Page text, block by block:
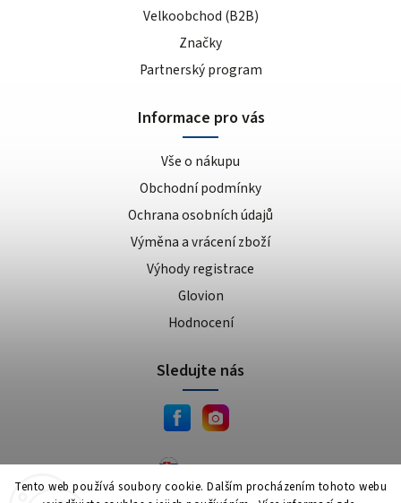
Tento web používá soubory cookie. Dalším procházením tohoto webu
Velkoobchod (B2B)
Značky
Partnerský program
Informace pro vás
Vše o nákupu
Obchodní podmínky
Ochrana osobních údajů
Výměna a vrácení zboží
Výhody registrace
Glovion
Hodnocení
Sledujte nás
JEMA.sk